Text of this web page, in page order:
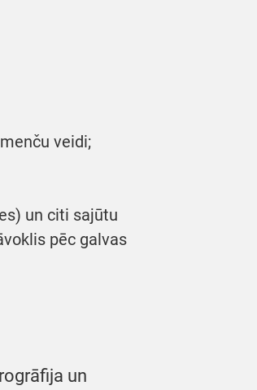
veidi;
un citi sajūtu
pēc galvas
un